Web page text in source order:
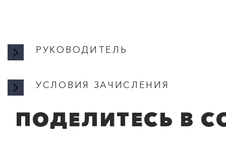
РУКОВОДИТЕЛЬ
УСЛОВИЯ ЗАЧИСЛЕНИЯ
ПОДЕЛИТЕСЬ В